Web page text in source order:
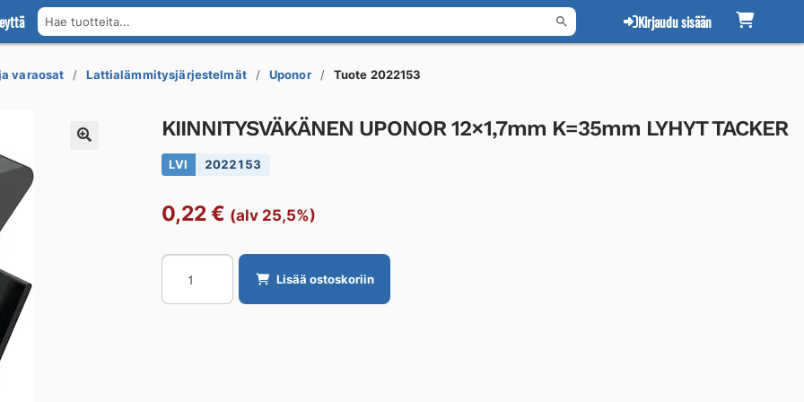
Hae tuotteita... Kirjaudu sisään
varaosat Lattialämmitysjärjestelmät Uponor Tuote 2022153
KIINNITYSVÄKÄNEN UPONOR 12×1,7mm K=35mm LYHYT TACKER
LVI 2022153
0,22€ (alv 25,5%)
KIINNITYSVÄKÄNEN
UPONOR
12x1,7mm
Lisää ostoskoriin